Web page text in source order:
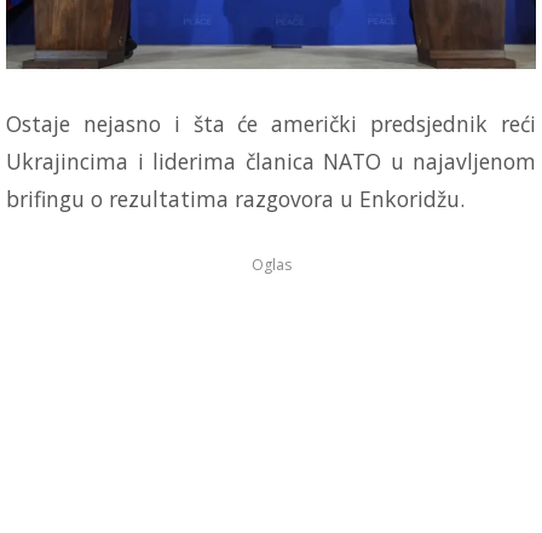
Ostaje nejasno i šta će američki predsjednik reći
Ukrajincima i liderima članica NATO u najavljenom
brifingu o rezultatima razgovora u Enkoridžu.
Oglas